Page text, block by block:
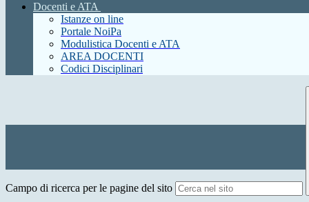
Docenti e ATA
Istanze on line
Portale NoiPa
Modulistica Docenti e ATA
AREA DOCENTI
Codici Disciplinari
Campo di ricerca per le pagine del sito